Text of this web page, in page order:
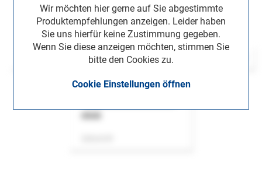
Wir möchten hier gerne auf Sie abgestimmte
Produktempfehlungen anzeigen. Leider haben
Sie uns hierfür keine Zustimmung gegeben.
Wenn Sie diese anzeigen möchten, stimmen Sie
bitte den Cookies zu.
Cookie Einstellungen öffnen